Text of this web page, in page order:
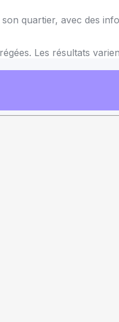
quartier, avec des
Les résultats